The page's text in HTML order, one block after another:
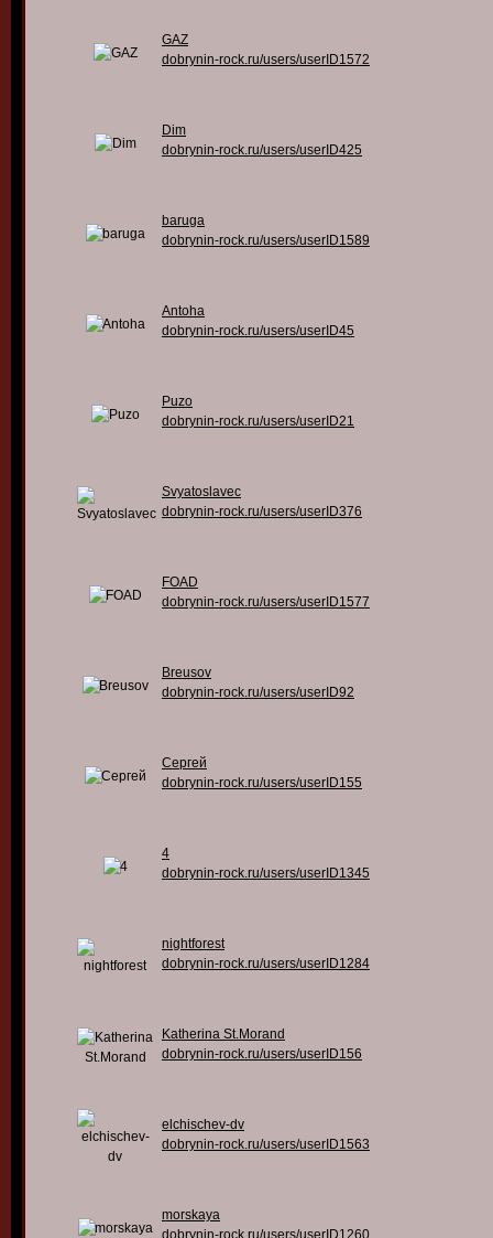
GAZ
dobrynin-rock.ru/users/userID1572
Dim
dobrynin-rock.ru/users/userID425
baruga
dobrynin-rock.ru/users/userID1589
Antoha
dobrynin-rock.ru/users/userID45
Puzo
dobrynin-rock.ru/users/userID21
Svyatoslavec
dobrynin-rock.ru/users/userID376
FOAD
dobrynin-rock.ru/users/userID1577
Breusov
dobrynin-rock.ru/users/userID92
Сергей
dobrynin-rock.ru/users/userID155
4
dobrynin-rock.ru/users/userID1345
nightforest
dobrynin-rock.ru/users/userID1284
Katherina St.Morand
dobrynin-rock.ru/users/userID156
elchischev-dv
dobrynin-rock.ru/users/userID1563
morskaya
dobrynin-rock.ru/users/userID1260